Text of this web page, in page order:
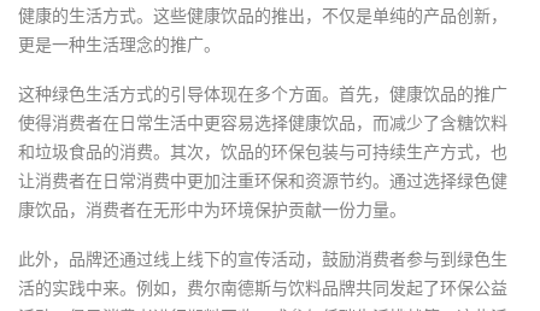
健康的生活方式。这些健康饮品的推出，不仅是单纯的产品创新，
更是一种生活理念的推广。
这种绿色生活方式的引导体现在多个方面。首先，健康饮品的推广
使得消费者在日常生活中更容易选择健康饮品，而减少了含糖饮料
和垃圾食品的消费。其次，饮品的环保包装与可持续生产方式，也
让消费者在日常消费中更加注重环保和资源节约。通过选择绿色健
康饮品，消费者在无形中为环境保护贡献一份力量。
此外，品牌还通过线上线下的宣传活动，鼓励消费者参与到绿色生
活的实践中来。例如，费尔南德斯与饮料品牌共同发起了环保公益